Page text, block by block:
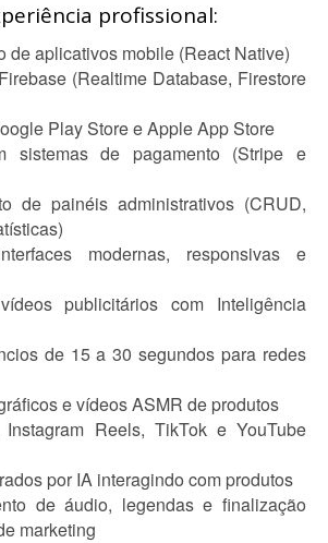
profissional:
de aplicativos mobile (React Native)
(Realtime Database, Firestore
Play Store e Apple App Store
sistemas de pagamento (Stripe e
de painéis administrativos (CRUD,
modernas, responsivas e
publicitários com Inteligência
de 15 a 30 segundos para redes
e vídeos ASMR de produtos
Reels, TikTok e YouTube
por IA interagindo com produtos
de áudio, legendas e finalização
marketing